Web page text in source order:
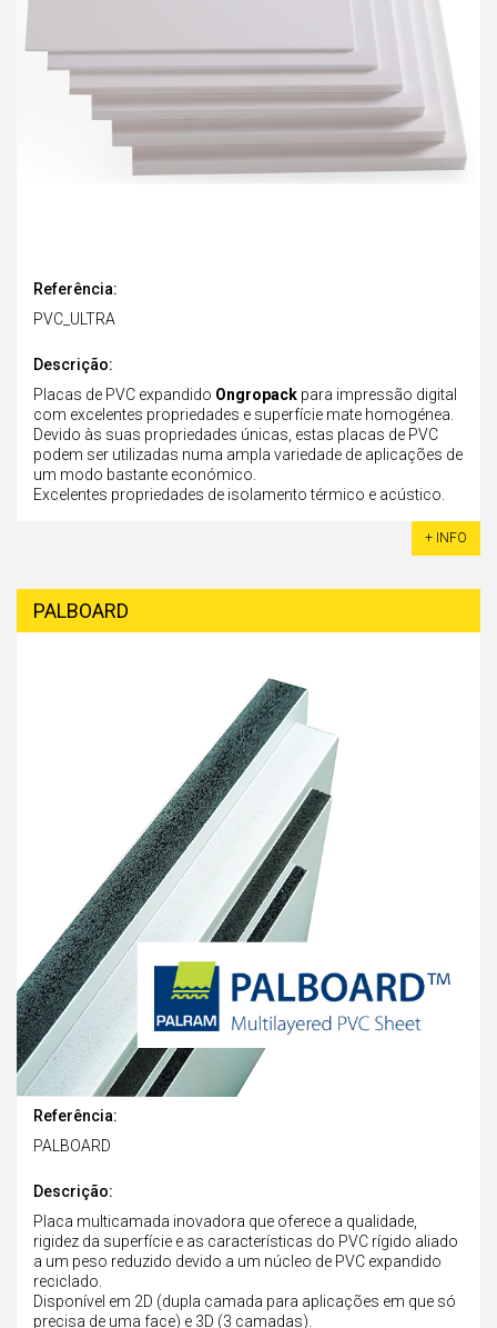
Referência:
PVC_ULTRA
Descrição:
Placas de PVC expandido Ongropack para impressão digital
com excelentes propriedades e superfície mate homogénea.
Devido às suas propriedades únicas, estas placas de PVC
podem ser utilizadas numa ampla variedade de aplicações de
um modo bastante económico.
Excelentes propriedades de isolamento térmico e acústico.
+ INFO
PALBOARD
Referência:
PALBOARD
Descrição:
Placa multicamada inovadora que oferece a qualidade,
rigidez da superfície e as características do PVC rígido aliado
a um peso reduzido devido a um núcleo de PVC expandido
reciclado.
Disponível em 2D (dupla camada para aplicações em que só
precisa de uma face) e 3D (3 camadas).